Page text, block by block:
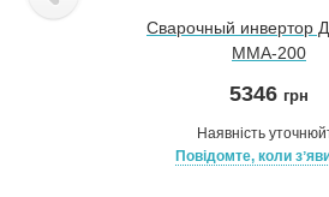
Сварочный инвертор
ММА-200
5346 грн
Наявність
Повідомте, коли